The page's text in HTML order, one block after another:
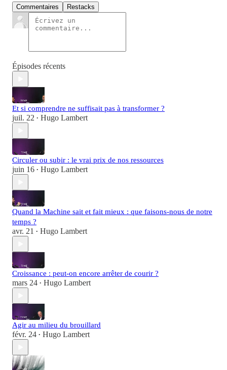
Commentaires Restacks
Épisodes récents
Et si comprendre ne suffisait pas à transformer ?
juil. 22 • Hugo Lambert
Circuler ou subir : le vrai prix de nos ressources
juin 16 • Hugo Lambert
Quand la Machine sait et fait mieux : que faisons-nous de notre
temps ?
avr. 21 • Hugo Lambert
Croissance : peut-on encore arrêter de courir ?
mars 24 • Hugo Lambert
Agir au milieu du brouillard
févr. 24 • Hugo Lambert